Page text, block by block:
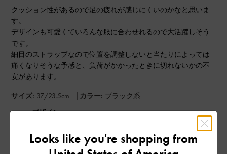
クッション性があるので足の疲れが感じにくいのかなと思いま
す。
デザインも可愛くていろんな服に合わせれるので大活躍しそう
です。
細目のストラップなので位置を調整しないと当たりによっては
痛くなりそうな予感と、負荷がかかったときに切れないかの不
安があります。
サイズ: 37/23.5cm | カラー: ブラック系
デザイン
とてもよかった
Looks like you're shopping from